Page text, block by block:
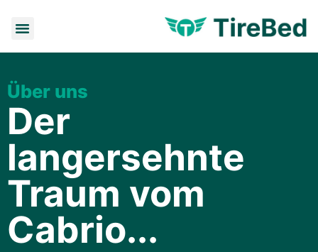
Über uns
Der
langersehnte
Traum vom
Cabrio...